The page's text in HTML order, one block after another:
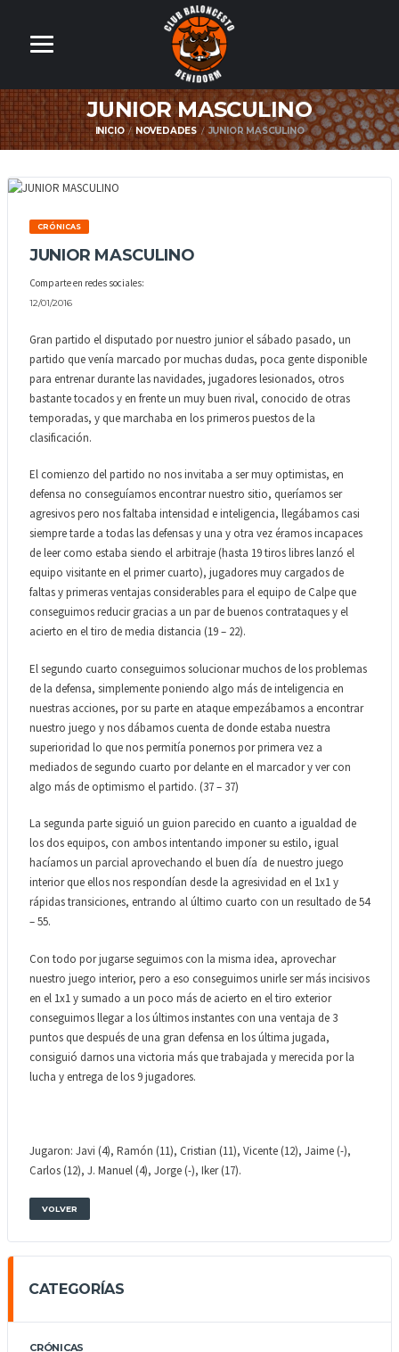
JUNIOR MASCULINO
INICIO NOVEDADES JUNIOR MASCULINO
CRÓNICAS
JUNIOR MASCULINO
Comparte en redes sociales:
12/01/2016
Gran partido el disputado por nuestro junior el sábado pasado, un
partido que venía marcado por muchas dudas, poca gente disponible
para entrenar durante las navidades, jugadores lesionados, otros
bastante tocados y en frente un muy buen rival, conocido de otras
temporadas, y que marchaba en los primeros puestos de la
clasificación.
El comienzo del partido no nos invitaba a ser muy optimistas, en
defensa no conseguíamos encontrar nuestro sitio, queríamos ser
agresivos pero nos faltaba intensidad e inteligencia, llegábamos casi
siempre tarde a todas las defensas y una y otra vez éramos incapaces
de leer como estaba siendo el arbitraje (hasta 19 tiros libres lanzó el
equipo visitante en el primer cuarto), jugadores muy cargados de
faltas y primeras ventajas considerables para el equipo de Calpe que
conseguimos reducir gracias a un par de buenos contrataques y el
acierto en el tiro de media distancia (19 – 22).
El segundo cuarto conseguimos solucionar muchos de los problemas
de la defensa, simplemente poniendo algo más de inteligencia en
nuestras acciones, por su parte en ataque empezábamos a encontrar
nuestro juego y nos dábamos cuenta de donde estaba nuestra
superioridad lo que nos permitía ponernos por primera vez a
mediados de segundo cuarto por delante en el marcador y ver con
algo más de optimismo el partido. (37 – 37)
La segunda parte siguió un guion parecido en cuanto a igualdad de
los dos equipos, con ambos intentando imponer su estilo, igual
hacíamos un parcial aprovechando el buen día de nuestro juego
interior que ellos nos respondían desde la agresividad en el 1x1 y
rápidas transiciones, entrando al último cuarto con un resultado de 54
– 55.
Con todo por jugarse seguimos con la misma idea, aprovechar
nuestro juego interior, pero a eso conseguimos unirle ser más incisivos
en el 1x1 y sumado a un poco más de acierto en el tiro exterior
conseguimos llegar a los últimos instantes con una ventaja de 3
puntos que después de una gran defensa en los última jugada,
consiguió darnos una victoria más que trabajada y merecida por la
lucha y entrega de los 9 jugadores.
Jugaron: Javi (4), Ramón (11), Cristian (11), Vicente (12), Jaime (-),
Carlos (12), J. Manuel (4), Jorge (-), Iker (17).
VOLVER
CATEGORÍAS
CRÓNICAS